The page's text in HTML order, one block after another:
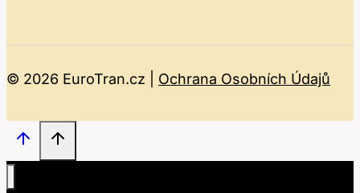
© 2026 EuroTran.cz | Ochrana Osobních Údajů